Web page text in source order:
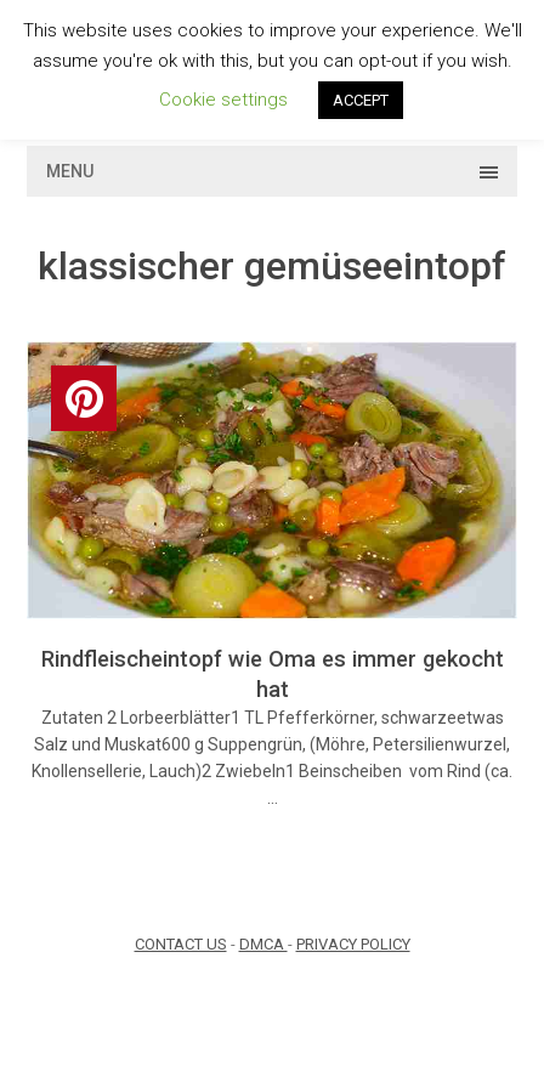
contentGESCHMACKVOLL
MENU
klassischer gemüseeintopf
Rindfleischeintopf wie Oma es immer gekocht
hat
Zutaten 2 Lorbeerblätter1 TL Pfefferkörner, schwarzeetwas
Salz und Muskat600 g Suppengrün, (Möhre, Petersilienwurzel,
Knollensellerie, Lauch)2 Zwiebeln1 Beinscheiben vom Rind (ca.
CONTACT US - DMCA - PRIVACY POLICY
This website uses cookies to improve your experience. We'll
assume you're ok with this, but you can opt-out if you wish.
Cookie settings
ACCEPT